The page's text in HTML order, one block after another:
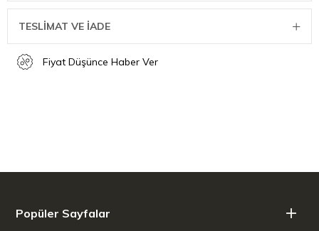
TESLİMAT VE İADE
Fiyat Düşünce Haber Ver
Popüler Sayfalar